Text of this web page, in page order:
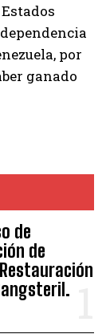
de
de
por
ganado